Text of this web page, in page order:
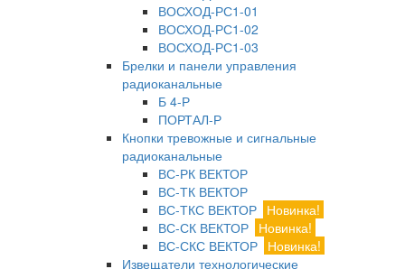
ВОСХОД-РС1-01
ВОСХОД-РС1-02
ВОСХОД-РС1-03
Брелки и панели управления
радиоканальные
Б 4-Р
ПОРТАЛ-Р
Кнопки тревожные и сигнальные
радиоканальные
ВС-РК ВЕКТОР
ВС-ТК ВЕКТОР
ВС-ТКС ВЕКТОР Новинка!
ВС-СК ВЕКТОР Новинка!
ВС-СКС ВЕКТОР Новинка!
Извещатели технологические